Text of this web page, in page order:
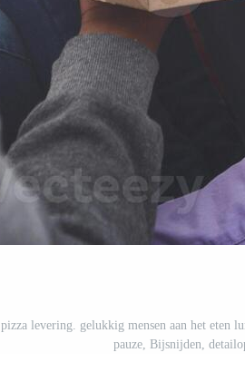
pizza levering. gelukkig mensen aan het eten
pauze, Bijsnijden,